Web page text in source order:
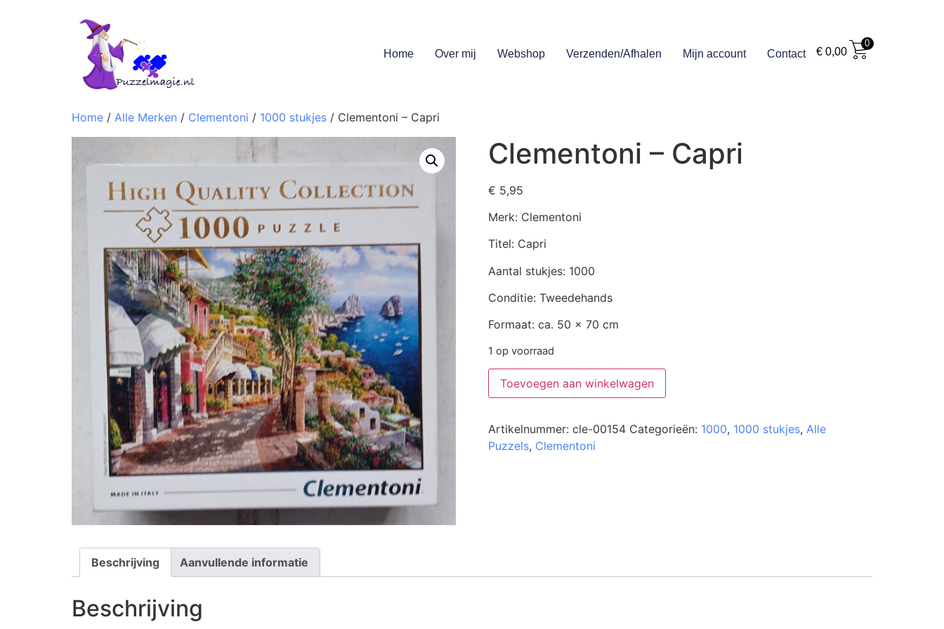
Home Over mij Webshop Verzenden/Afhalen Mijn account Contact €0,00
0
Home / Alle Merken / Clementoni / 1000 stukjes / Clementoni – Capri
Clementoni – Capri
€ 5,95
Merk: Clementoni
Titel: Capri
Aantal stukjes: 1000
Conditie: Tweedehands
Formaat: ca. 50 x 70 cm
1 op voorraad
Toevoegen aan winkelwagen
Artikelnummer: cle-00154 Categorieën: 1000, 1000 stukjes, Alle
Puzzels, Clementoni
Beschrijving Aanvullende informatie
Beschrijving